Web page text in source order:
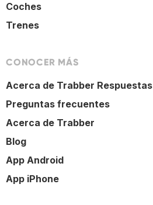
Coches
Trenes
CONOCER MÁS
Acerca de Trabber Respuestas
Preguntas frecuentes
Acerca de Trabber
Blog
App Android
App iPhone